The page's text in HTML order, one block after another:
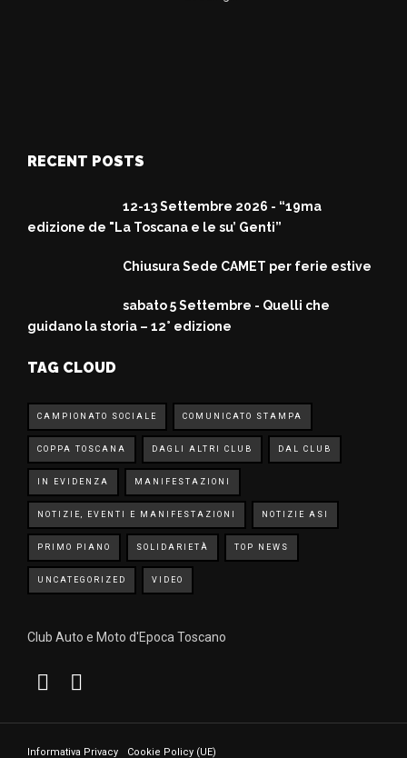
RECENT POSTS
12-13 Settembre 2026 - “19ma
edizione de "La Toscana e le su’ Genti”
Chiusura Sede CAMET per ferie estive
sabato 5 Settembre - Quelli che
guidano la storia – 12° edizione
TAG CLOUD
CAMPIONATO SOCIALE COMUNICATO STAMPA
COPPA TOSCANA DAGLI ALTRI CLUB DAL CLUB
IN EVIDENZA MANIFESTAZIONI
NOTIZIE, EVENTI E MANIFESTAZIONI NOTIZIE ASI
PRIMO PIANO SOLIDARIETÀ TOP NEWS
UNCATEGORIZED VIDEO
Club Auto e Moto d'Epoca Toscano
Informativa Privacy Cookie Policy (UE)